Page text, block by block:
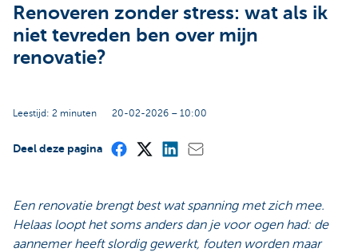
Renoveren zonder stress: wat als ik
niet tevreden ben over mijn
renovatie?
Leestijd: 2 minuten 20-02-2026 – 10:00
Deel deze pagina
Een renovatie brengt best wat spanning met zich mee.
Helaas loopt het soms anders dan je voor ogen had: de
aannemer heeft slordig gewerkt, fouten worden maar